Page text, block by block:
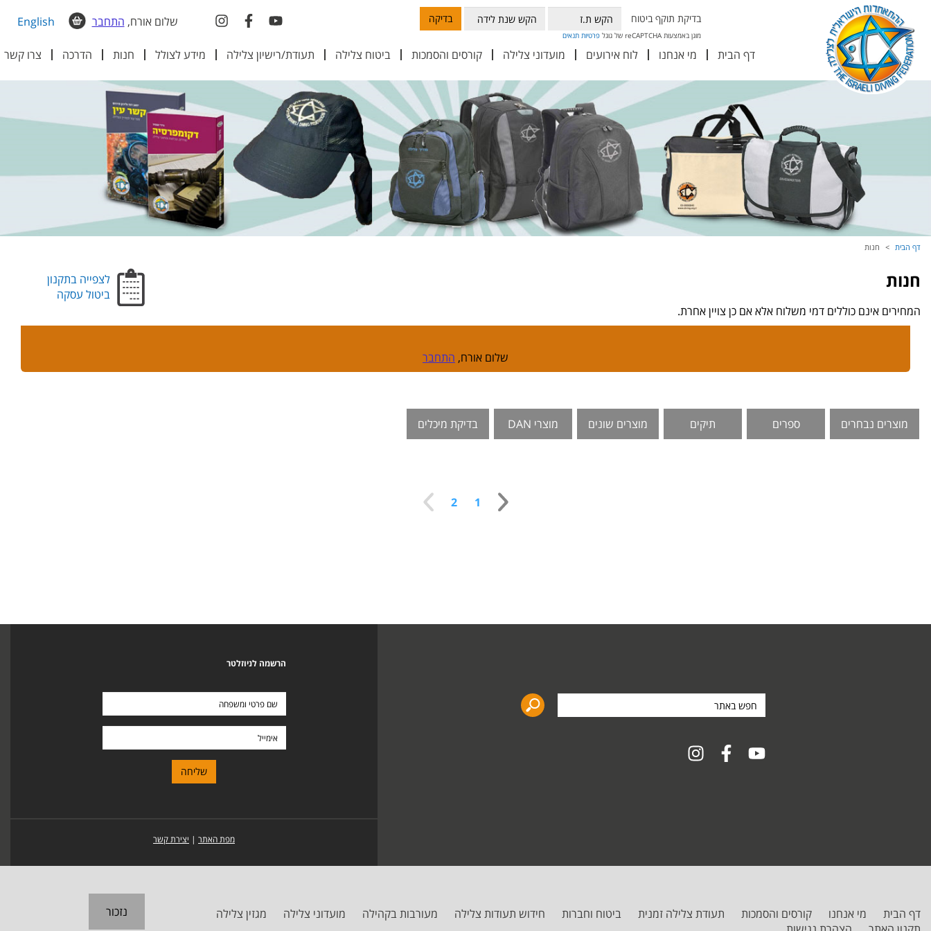
בדיקת תוקף ביטוח בדיקה
מוגן באמצעות reCAPTCHA של גוגל פרטיות תנאים
English שלום אורח, התחבר
דף הבית מי אנחנו לוח אירועים מועדוני צלילה קורסים והסמכות ביטוח צלילה תעודת/רישיון צלילה מידע לצולל חנות הדרכה צרו קשר
דף הבית חנות
חנות
המחירים אינם כוללים דמי משלוח אלא אם כן צויין אחרת.
לצפייה בתקנון
ביטול עסקה
שלום אורח, התחבר
מוצרים נבחרים ספרים תיקים מוצרים שונים מוצרי DAN בדיקת מיכלים
1
2
חפש
באתר
הרשמה לניוזלטר
מפת האתר | יצירת קשר
דף הבית מי אנחנו קורסים והסמכות תעודת צלילה זמנית ביטוח וחברות חידוש תעודות צלילה מעורבות בקהילה מועדוני צלילה
מגזין צלילה
נזכור